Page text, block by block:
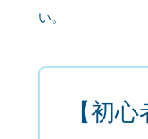
い。
【初